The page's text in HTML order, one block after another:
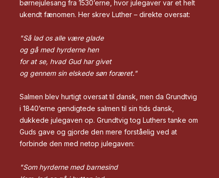
børnejulesang fra 1530’erne, hvor julegaver var et helt
ukendt fænomen. Her skrev Luther – direkte oversat:
"Så lad os alle være glade
og gå med hyrderne hen
for at se, hvad Gud har givet
og gennem sin elskede søn foræret."
Salmen blev hurtigt oversat til dansk, men da Grundtvig
i 1840’erne gendigtede salmen til sin tids dansk,
dukkede julegaven op. Grundtvig tog Luthers tanke om
Guds gave og gjorde den mere forståelig ved at
forbinde den med netop julegaven:
"Som hyrderne med barnesind